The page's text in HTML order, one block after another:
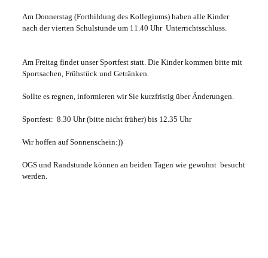
Am Donnerstag (Fortbildung des Kollegiums) haben alle Kinder
nach der vierten Schulstunde um 11.40 Uhr Unterrichtsschluss.
Am Freitag findet unser Sportfest statt. Die Kinder kommen bitte mit
Sportsachen, Frühstück und Getränken.
Sollte es regnen, informieren wir Sie kurzfristig über Änderungen.
Sportfest: 8.30 Uhr (bitte nicht früher) bis 12.35 Uhr
Wir hoffen auf Sonnenschein:))
OGS und Randstunde können an beiden Tagen wie gewohnt besucht
werden.